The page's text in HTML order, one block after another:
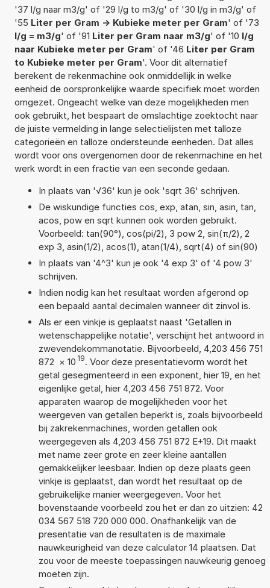
'37 l/g naar m3/g' of '29 l/g to m3/g' of '30 l/g in m3/g' of
'55 Liter per Gram -> Kubieke meter per Gram' of '73
l/g = m3/g' of '91 Liter per Gram naar m3/g' of '10 l/g
naar Kubieke meter per Gram' of '46 Liter per Gram
to Kubieke meter per Gram'. Voor dit alternatief
berekent de rekenmachine ook onmiddellijk in welke
eenheid de oorspronkelijke waarde specifiek moet worden
omgezet. Ongeacht welke van deze mogelijkheden men
ook gebruikt, het bespaart de omslachtige zoektocht naar
de juiste vermelding in lange selectielijsten met talloze
categorieën en talloze ondersteunde eenheden. Dat alles
wordt voor ons overgenomen door de rekenmachine en het
werk wordt in een fractie van een seconde gedaan.
In plaats van '√36' kun je ook 'sqrt 36' schrijven.
De wiskundige functies cos, exp, atan, sin, asin, tan,
acos, pow en sqrt kunnen ook worden gebruikt.
Voorbeeld: tan(90°), cos(pi/2), 3 pow 2, sin(π/2), 2
exp 3, asin(1/2), acos(1), atan(1/4), sqrt(4) of sin(90)
In plaats van '4^3' kun je ook '4 exp 3' of '4 pow 3'
schrijven.
Indien nodig kan het resultaat worden afgerond op
een bepaald aantal decimalen wanneer dit zinvol is.
Als er een vinkje is geplaatst naast 'Getallen in
wetenschappelijke notatie', verschijnt het antwoord in
zwevendekommanotatie. Bijvoorbeeld, 4,203 456 751
872 × 10 19. Voor deze presentatievorm wordt het
getal gesegmenteerd in een exponent, hier 19, en het
eigenlijke getal, hier 4,203 456 751 872. Voor
apparaten waarop de mogelijkheden voor het
weergeven van getallen beperkt is, zoals bijvoorbeeld
bij zakrekenmachines, worden getallen ook
weergegeven als 4,203 456 751 872 E+19. Dit maakt
met name zeer grote en zeer kleine aantallen
gemakkelijker leesbaar. Indien op deze plaats geen
vinkje is geplaatst, dan wordt het resultaat op de
gebruikelijke manier weergegeven. Voor het
bovenstaande voorbeeld zou het er dan zo uitzien: 42
034 567 518 720 000 000. Onafhankelijk van de
presentatie van de resultaten is de maximale
nauwkeurigheid van deze calculator 14 plaatsen. Dat
zou voor de meeste toepassingen nauwkeurig genoeg
moeten zijn.